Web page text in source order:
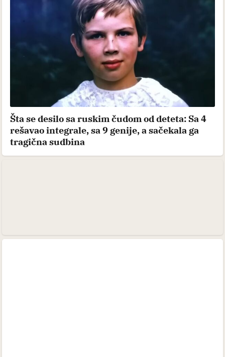
Šta se desilo sa ruskim čudom od deteta: Sa 4
rešavao integrale, sa 9 genije, a sačekala ga
tragična sudbina